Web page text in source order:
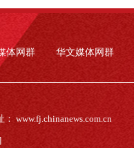
体网群 华文媒体网群
： www.fj.chinanews.com.cn